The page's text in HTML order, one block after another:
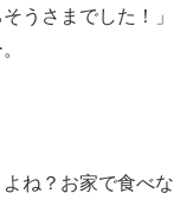
うさまでした！」
ね？お家で食べな